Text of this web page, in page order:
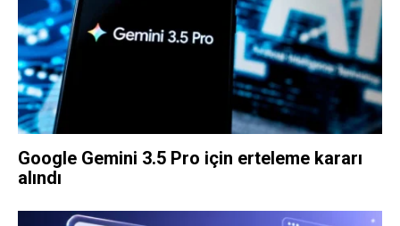
Google Gemini 3.5 Pro için erteleme kararı
alındı